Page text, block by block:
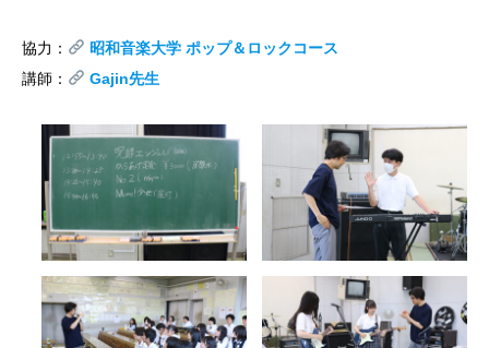
協力：
昭和音楽大学 ポップ＆ロックコース
講師：
Gajin先生